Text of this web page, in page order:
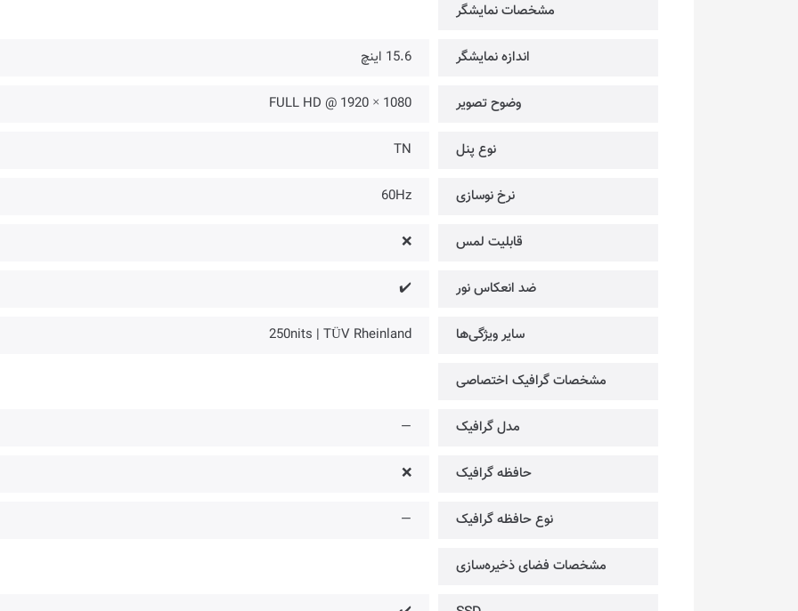
مشخصات نمایشگر
اندازه نمایشگر 15.6 اینچ
وضوح تصویر 1080 × 1920 @ FULL HD
نوع پنل TN
نرخ نوسازی 60Hz
قابلیت لمس ❌
ضد انعکاس نور ✔️
سایر ویژگی‌ها 250nits | TÜV Rheinland
مشخصات گرافیک اختصاصی
مدل گرافیک —
حافظه گرافیک ❌
نوع حافظه گرافیک —
مشخصات فضای ذخیره‌سازی